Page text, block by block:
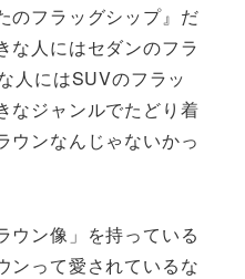
のフラッグシップ』だ
な人にはセダンのフラ
人にはSUVのフラッ
なジャンルでたどり着
ウンなんじゃないかっ
ウン像」を持っている
ンって愛されているな